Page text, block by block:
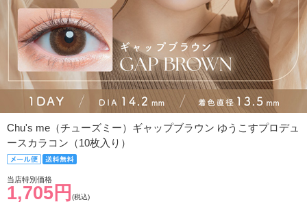
Chu's me（チューズミー）ギャップブラウン ゆうこすプロデュ
ースカラコン（10枚入り）
当店特別価格
1,705円 (税込)